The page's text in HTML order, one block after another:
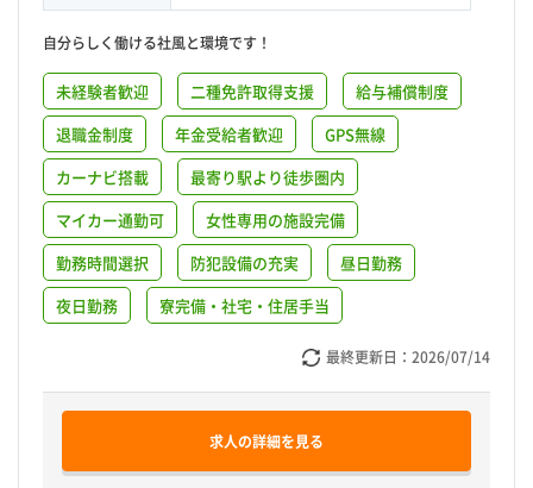
自分らしく働ける社風と環境です！
未経験者歓迎 二種免許取得支援
給与補償制度
退職金制度
年金受給者歓迎
GPS無線
カーナビ搭載
最寄り駅より徒歩圏内
マイカー通勤可
女性専用の施設完備
勤務時間選択
防犯設備の充実
昼日勤務
夜日勤務
寮完備・社宅・住居手当
最終更新日： 2026/07/14
求人の詳細を見る